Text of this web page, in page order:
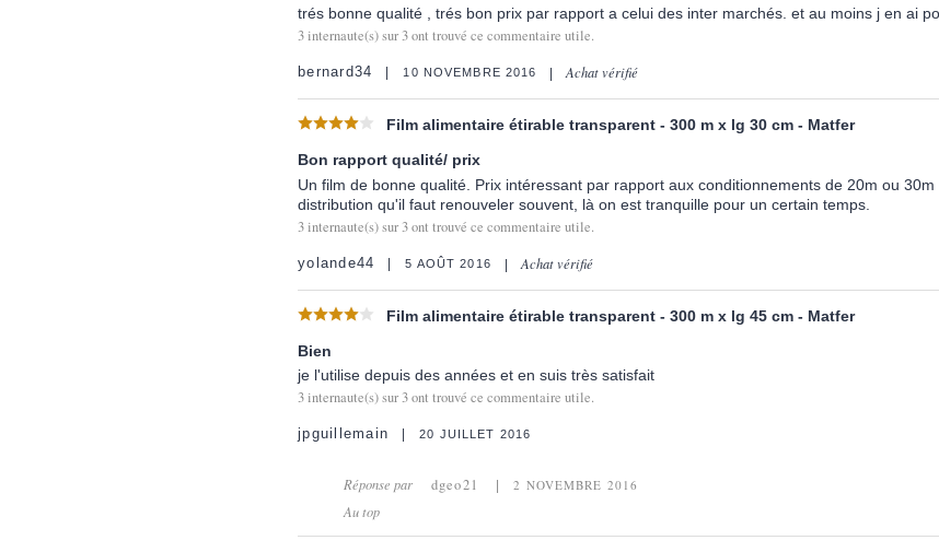
trés bonne qualité , trés bon prix par rapport a celui des inter marchés. et au moins j en ai
3internaute(s) sur3ont trouvé ce commentaire utile.
bernard34 10 NOVEMBRE 2016 Achat vérifié
Film alimentaire étirable transparent - 300 m x lg 30 cm - Matfer
Bon rapport qualité/ prix
Un film de bonne qualité. Prix intéressant par rapport aux conditionnements de 20m ou
distribution qu'il faut renouveler souvent, là on est tranquille pour un certain temps.
3internaute(s) sur3ont trouvé ce commentaire utile.
yolande44 5 AOÛT 2016 Achat vérifié
Film alimentaire étirable transparent - 300 m x lg 45 cm - Matfer
Bien
je l'utilise depuis des années et en suis très satisfait
3internaute(s) sur3ont trouvé ce commentaire utile.
jpguillemain 20 JUILLET 2016
Réponse par dgeo21 2 NOVEMBRE 2016
Au top